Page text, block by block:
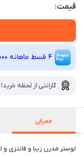
قیمت:
4 قسط ماهانه 3,630,000 تومانی با اسنپ ‌پی! (بدون کارمزد)
گارانتی از لحظه خرید!
معرفی